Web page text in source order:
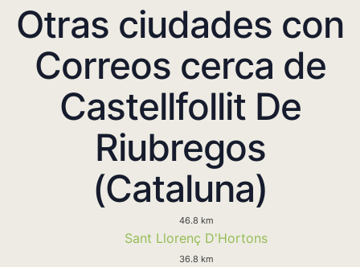
Otras ciudades con
Correos cerca de
Castellfollit De
Riubregos
(Cataluna)
46.8 km
Sant Llorenç D'Hortons
36.8 km